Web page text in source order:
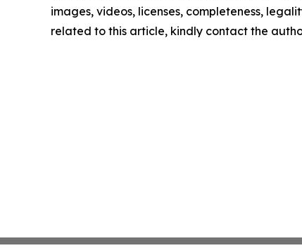
images, videos, licenses, completeness,
related to this article, kindly contact the